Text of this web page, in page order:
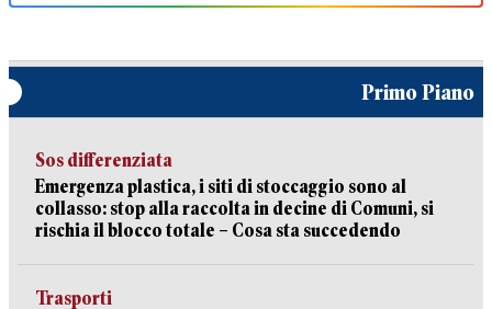
Primo Piano
Sos differenziata
Emergenza plastica, i siti di stoccaggio sono al
collasso: stop alla raccolta in decine di Comuni, si
rischia il blocco totale – Cosa sta succedendo
Trasporti